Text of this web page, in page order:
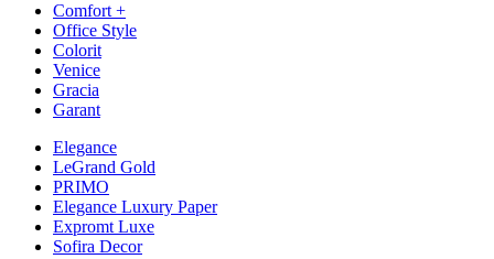
Comfort +
Office Style
Colorit
Venice
Gracia
Garant
Elegance
LeGrand Gold
PRIMO
Elegance Luxury Paper
Expromt Luxe
Sofira Decor